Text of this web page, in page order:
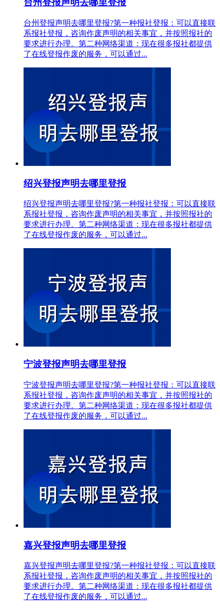
台州登报声明去哪里登报
台州登报声明去哪里登报?第一种报社登报：可以直接联
系报社登报，咨询作废声明的相关事宜，并按照报社的
要求进行办理。第二种网络渠道：现在很多报社都提供
了在线登报作废的服务，可以通过...
绍兴登报声明去哪里登报
绍兴登报声明去哪里登报?第一种报社登报：可以直接联
系报社登报，咨询作废声明的相关事宜，并按照报社的
要求进行办理。第二种网络渠道：现在很多报社都提供
了在线登报作废的服务，可以通过...
宁波登报声明去哪里登报
宁波登报声明去哪里登报?第一种报社登报：可以直接联
系报社登报，咨询作废声明的相关事宜，并按照报社的
要求进行办理。第二种网络渠道：现在很多报社都提供
了在线登报作废的服务，可以通过...
嘉兴登报声明去哪里登报
嘉兴登报声明去哪里登报?第一种报社登报：可以直接联
系报社登报，咨询作废声明的相关事宜，并按照报社的
要求进行办理。第二种网络渠道：现在很多报社都提供
了在线登报作废的服务，可以通过...